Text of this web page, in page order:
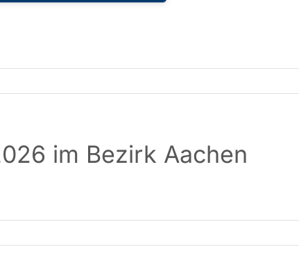
im Bezirk Aachen